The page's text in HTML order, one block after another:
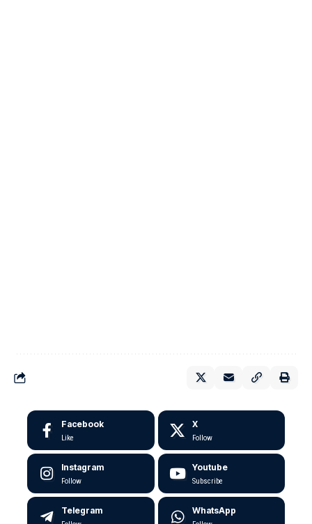
Facebook
Like
X
Follow
Instagram
Follow
Youtube
Subscribe
Telegram WhatsApp